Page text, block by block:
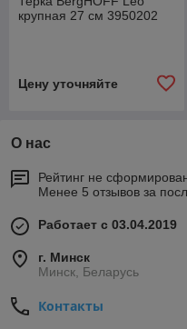
крупная 27 см 3950202
Цену уточняйте
О нас
Рейтинг не
Менее 5 отзывов за
Работает с 03.04.2019
г. Минск
Минск, Беларусь
Контакты